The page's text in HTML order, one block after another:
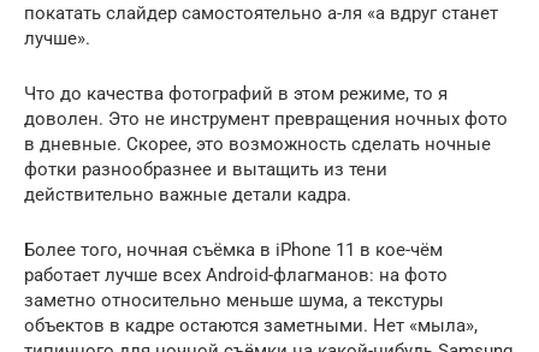
покатать слайдер самостоятельно а-ля «а вдруг станет
лучше».
Что до качества фотографий в этом режиме, то я
доволен. Это не инструмент превращения ночных фото
в дневные. Скорее, это возможность сделать ночные
фотки разнообразнее и вытащить из тени
действительно важные детали кадра.
Более того, ночная съёмка в iPhone 11 в кое-чём
работает лучше всех Android-флагманов: на фото
заметно относительно меньше шума, а текстуры
объектов в кадре остаются заметными. Нет «мыла»,